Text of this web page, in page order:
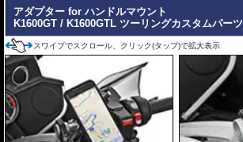
アダプター for ハンドルマウント
K1600GT / K1600GTL ツーリングカスタムパーツ
スワイプでスクロール、クリック(タップ)で拡大表示